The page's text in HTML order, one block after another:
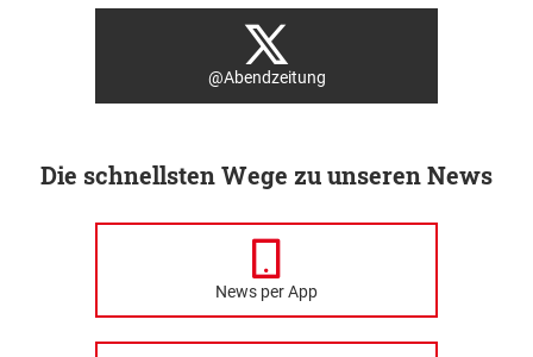
@Abendzeitung
Die schnellsten Wege zu unseren News
News per App